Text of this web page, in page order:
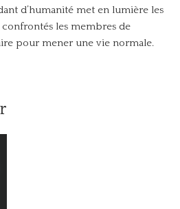
d’humanité met en lumière les
les membres de
pour mener une vie normale.